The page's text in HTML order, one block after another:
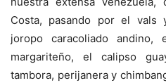
Costa, pasando por el vals
joropo caracoliado
margariteño, el calipso
tambora, perijanera y